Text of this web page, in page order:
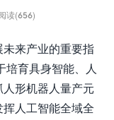
读(656)
来产业的重要指
培育具身智能、人
形机器人量产元
人工智能全域全